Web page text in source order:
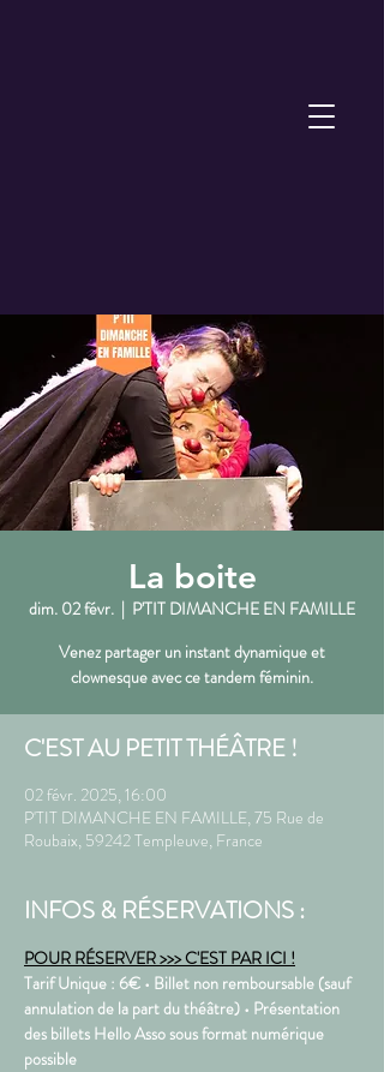
La boite
dim. 02 févr.
  |
P'TIT DIMANCHE EN FAMILLE
Venez partager un instant dynamique et
clownesque avec ce tandem féminin.
C'EST AU PETIT THÉÂTRE !
02 févr. 2025, 16:00
P'TIT DIMANCHE EN FAMILLE, 75 Rue de
Roubaix, 59242 Templeuve, France
INFOS & RÉSERVATIONS :
POUR RÉSERVER >>> C'EST PAR ICI !
Tarif Unique : 6€ • Billet non remboursable (sauf
annulation de la part du théâtre) • Présentation
des billets Hello Asso sous format numérique
possible